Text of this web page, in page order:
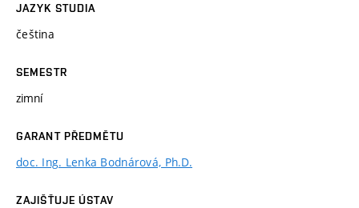
JAZYK STUDIA
čeština
SEMESTR
zimní
GARANT PŘEDMĚTU
doc. Ing. Lenka Bodnárová, Ph.D.
ZAJIŠŤUJE ÚSTAV